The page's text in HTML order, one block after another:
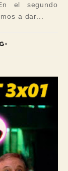
el segundo
a dar...